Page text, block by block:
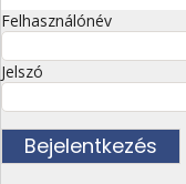
Felhasználónév
Jelszó